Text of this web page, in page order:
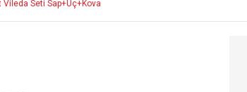
Vileda Seti Sap+Uç+Kova